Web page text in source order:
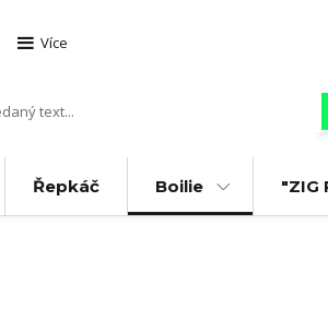
Více
Řepkáč Boilie "ZIG